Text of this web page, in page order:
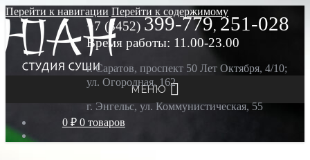
Перейти к навигации Перейти к содержимому
МЕНЮ
0 ₽ 0 товаров
+7 (8452) 399-779, 251-028
Время работы: 11.00-23.00
г. Саратов, проспект 50 Лет Октября, 4/10;
ул. Огородная, 162
г. Энгельс, ул. Коммунистическая, 55